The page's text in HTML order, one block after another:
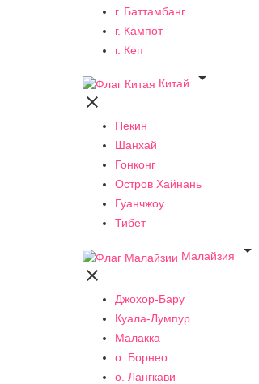
г. Баттамбанг
г. Кампот
г. Кеп
Китай


Пекин
Шанхай
Гонконг
Остров Хайнань
Гуанчжоу
Тибет
Малайзия


Джохор-Бару
Куала-Лумпур
Малакка
о. Борнео
о. Лангкави